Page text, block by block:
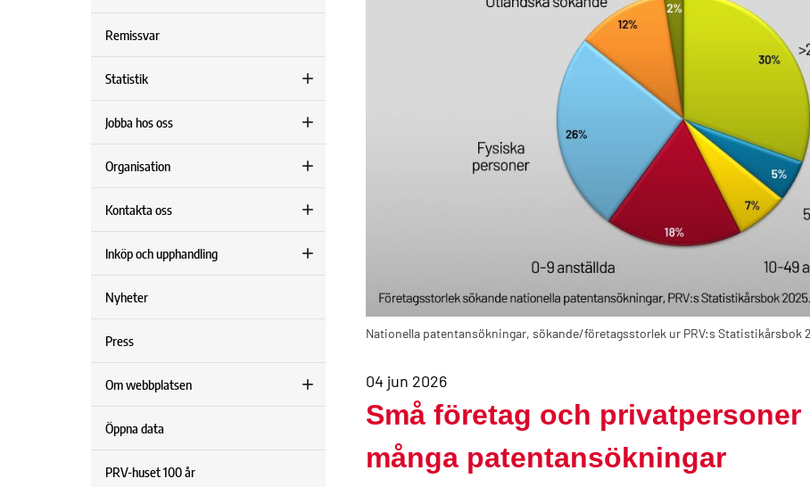
Remissvar
Statistik
Jobba hos oss
Organisation
Kontakta oss
Inköp och upphandling
Nyheter
Press
Om webbplatsen
Öppna data
PRV-huset 100 år
Nationella patentansökningar, sökande/företagsstorlek ur PRV:s Statistikårsbok
04 jun 2026
Små företag och privatpersoner
många patentansökningar